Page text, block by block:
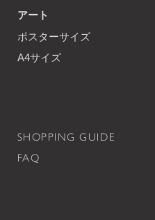
アート
ポスターサイズ
A4サイズ
SHOPPING GUIDE
FAQ